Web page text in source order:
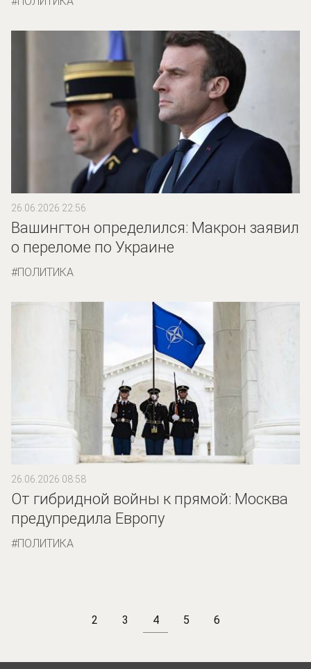
26.06.2026 22:56
Вашингтон определился: Макрон заявил
о переломе по Украине
ПОЛИТИКА
26.06.2026 08:58
От гибридной войны к прямой: Москва
предупредила Европу
ПОЛИТИКА
2 3 4 5 6